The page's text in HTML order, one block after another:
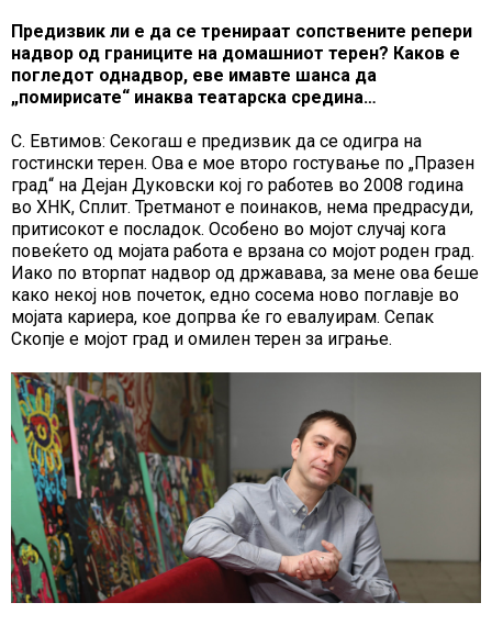
Предизвик ли е да се тренираат сопствените репери
надвор од границите на домашниот терен? Каков е
погледот однадвор, еве имавте шанса да
„помирисате“ инаква театарска средина…
С. Евтимов: Секогаш е предизвик да се одигра на
гостински терен. Ова е мое второ гостување по „Празен
град“ на Дејан Дуковски кој го работев во 2008 година
во ХНК, Сплит. Третманот е поинаков, нема предрасуди,
притисокот е посладок. Особено во мојот случај кога
повеќето од мојата работа е врзана со мојот роден град.
Иако по вторпат надвор од државава, за мене ова беше
како некој нов почеток, едно сосема ново поглавје во
мојата кариера, кое допрва ќе го евалуирам. Сепак
Скопје е мојот град и омилен терен за играње.